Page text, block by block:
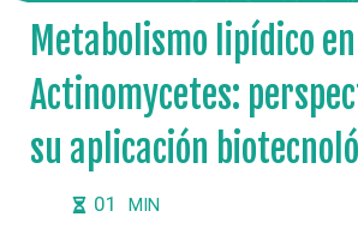
Metabolismo lipídico en
Actinomycetes:
su aplicación
01 MIN